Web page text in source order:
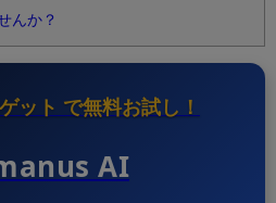
んか？
ット で無料お試し！
AI